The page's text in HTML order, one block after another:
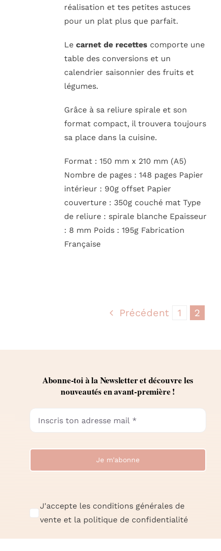
réalisation et tes petites astuces
pour un plat plus que parfait.
Lecarnet de recettes comporte une
table des conversions et un
calendrier saisonnier des fruits et
légumes.
Grâce à sa reliure spirale et son
format compact, il trouvera toujours
sa place dans la cuisine.
Format : 150 mm x 210 mm (A5)
Nombre de pages : 148 pages Papier
intérieur : 90g offset Papier
couverture : 350g couché mat Type
de reliure : spirale blanche Epaisseur
: 8 mm Poids : 195g Fabrication
Française
Précédent 1 2
Abonne-toi à la Newsletter et découvre les
nouveautés en avant-première !
Je m'abonne
J'accepte les conditions générales de
vente et la politique de confidentialité